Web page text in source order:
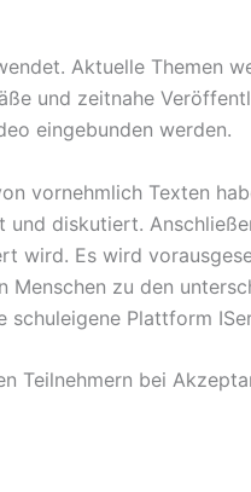
Aktuelle Themen
und zeitnahe
eingebunden werden.
vornehmlich Texten
diskutiert.
wird. Es wird
zu den
schuleigene Plattform
Teilnehmern bei